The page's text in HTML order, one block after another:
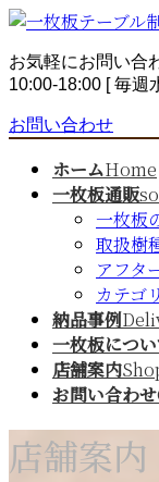
コ
テ
ン
へ
ナ
ゲ
ー
ョ
お気軽にお問い合
10:00-18:00 [ 毎週
お問い合わせ
ホームHome
一枚板通販
一枚板
取扱樹
アフタ
カテゴ
納品事例
一枚板につ
店舗案内
お問い合わせ
店舗案内